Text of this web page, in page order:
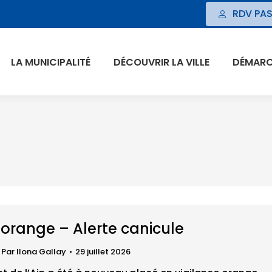
RDV
LA MUNICIPALITÉ DÉCOUVRIR LA VILLE
– Alerte canicule
Par Ilona Gallay 29 juillet 2026